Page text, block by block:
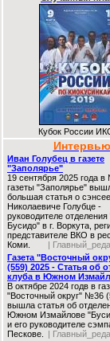
Кубок России
Интервью
Иван Голубец в газете
"Заполярье"
19 сентября 2025 года
газеты "Заполярье"
большая статья о
Николаевиче Голубце -
руководителе
Бусидо" в г. Воркута,
представителе ВКО в
Коми.
|
Газета "Восточный
(559) 2025 - Статья об
клуба в Южном
В октябре 2024 годв в
"Восточный округ" №36
вышла статья об
Южном Измайлове
и его руководителе
Пескове.
|